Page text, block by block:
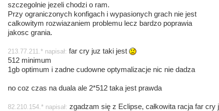
szczegolnie jezeli chodzi o ram.
Przy ograniczonych konfigach i wypasionych grach nie jest
calkowitym rozwiazaniem problemu lecz bardzo poprawia
jakosc grania.
213.77.211.* napisał: far cry juz taki jest
512 minimum
1gb optimum i zadne cudowne optymalizacje nic nie dadza
no coz czas na duala ale 2*512 taka jest prawda
82.210.154.* napisał: zgadzam się z Eclipse, całkowita racja far cry